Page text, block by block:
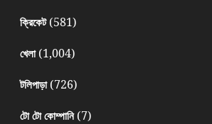
ক্রিকেট(581)
খেলা(1,004)
টলিপাড়া(726)
টো টো কোম্পানি(7)